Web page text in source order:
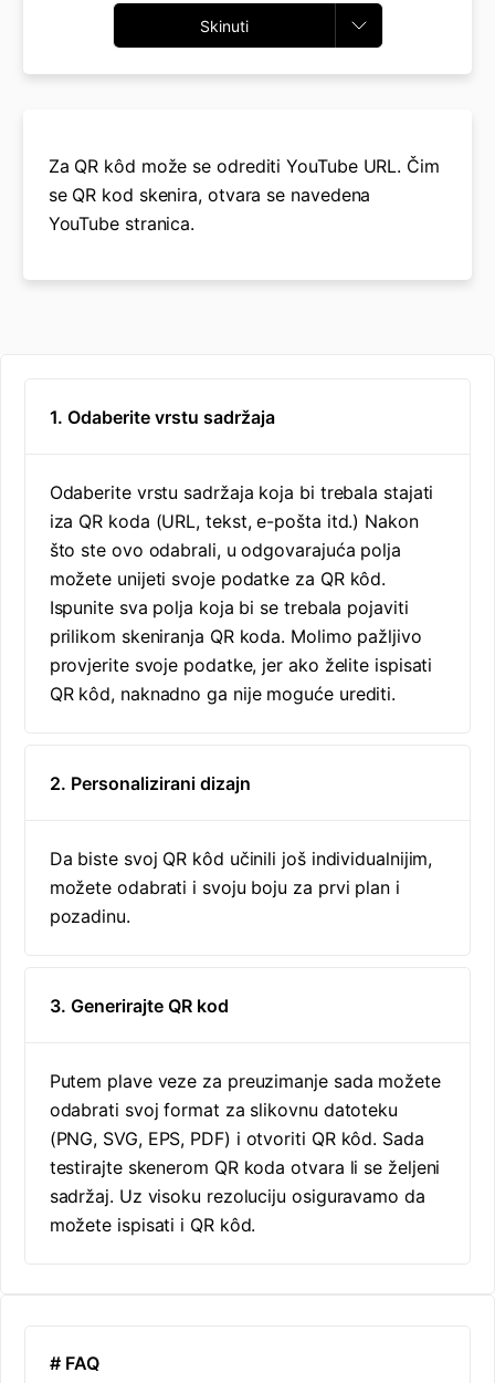
Skinuti
Za QR kôd može se odrediti YouTube URL. Čim
se QR kod skenira, otvara se navedena
YouTube stranica.
1. Odaberite vrstu sadržaja
Odaberite vrstu sadržaja koja bi trebala stajati
iza QR koda (URL, tekst, e-pošta itd.) Nakon
što ste ovo odabrali, u odgovarajuća polja
možete unijeti svoje podatke za QR kôd.
Ispunite sva polja koja bi se trebala pojaviti
prilikom skeniranja QR koda. Molimo pažljivo
provjerite svoje podatke, jer ako želite ispisati
QR kôd, naknadno ga nije moguće urediti.
2. Personalizirani dizajn
Da biste svoj QR kôd učinili još individualnijim,
možete odabrati i svoju boju za prvi plan i
pozadinu.
3. Generirajte QR kod
Putem plave veze za preuzimanje sada možete
odabrati svoj format za slikovnu datoteku
(PNG, SVG, EPS, PDF) i otvoriti QR kôd. Sada
testirajte skenerom QR koda otvara li se željeni
sadržaj. Uz visoku rezoluciju osiguravamo da
možete ispisati i QR kôd.
# FAQ